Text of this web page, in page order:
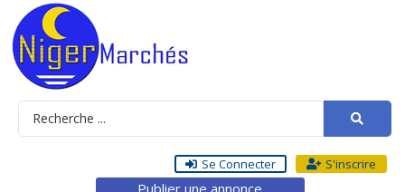
Se Connecter S'inscrire
Publier une annonce